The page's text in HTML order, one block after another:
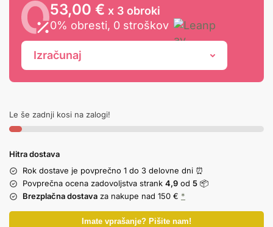
53,00 € x 3 obroki
0% obresti, 0 stroškov
Izračunaj
Le še zadnji kosi na zalogi!
Hitra dostava
Rok dostave je povprečno 1 do 3 delovne dni ⏰
Povprečna ocena zadovoljstva strank 4,9 od 5 📦
Brezplačna dostava za nakupe nad 150 € *
Imate vprašanje? Pišite nam!